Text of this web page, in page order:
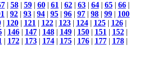
| 58| 59| 60| 61| 62| 63| 64| 65| 66|
| 92 | 93 | 94 | 95 | 96 | 97 | 98 | 99 | 100
| 120| 121| 122| 123| 124| 125| 126|
| 146| 147| 148| 149| 150| 151| 152|
| 172| 173| 174| 175| 176| 177| 178|